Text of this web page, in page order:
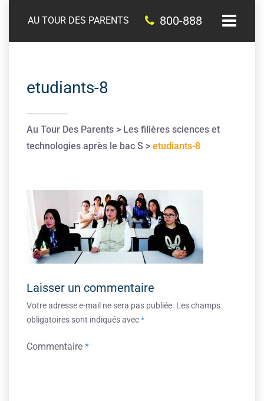
AU TOUR DES PARENTS 800-888
etudiants-8
Au Tour Des Parents > Les filières sciences et
technologies après le bac S > etudiants-8
Laisser un commentaire
Votre adresse e-mail ne sera pas publiée. Les champs
obligatoires sont indiqués avec*
Commentaire *